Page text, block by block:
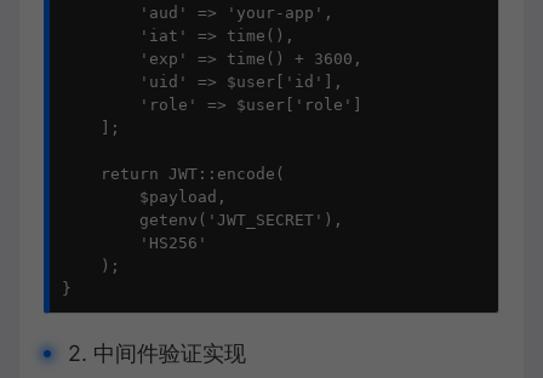
        'aud' => 'your-app',
        'iat' => time(),
        'exp' => time() + 3600,
        'uid' => $user['id'],
        'role' => $user['role']
    ];
    return JWT::encode(
        $payload,
        getenv('JWT_SECRET'),
        'HS256'
    );
}
2. 中间件验证实现